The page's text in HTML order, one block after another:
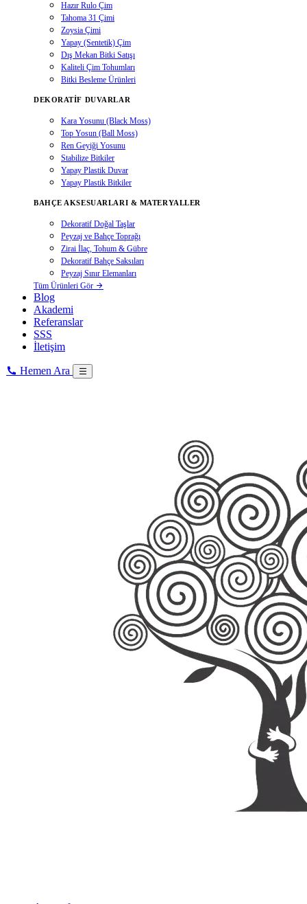
Hazır Rulo Çim
Tahoma 31 Çimi
Zoysia Çimi
Yapay (Sentetik) Çim
Dış Mekan Bitki Satışı
Kaliteli Çim Tohumları
Bitki Besleme Ürünleri
DEKORATIF DUVARLAR
Kara Yosunu (Black Moss)
Top Yosun (Ball Moss)
Ren Geyiği Yosunu
Stabilize Bitkiler
Yapay Plastik Duvar
Yapay Plastik Bitkiler
BAHÇE AKSESUARLARI & MATERYALLER
Dekoratif Doğal Taşlar
Peyzaj ve Bahçe Toprağı
Zirai İlaç, Tohum & Gübre
Dekoratif Bahçe Saksıları
Peyzaj Sınır Elemanları
Tüm Ürünleri Gör
Blog
Akademi
Referanslar
SSS
İletişim
Hemen Ara